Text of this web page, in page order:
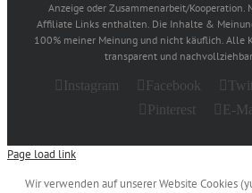
Anzeige oder Zusammenarbeit/Kooperation.
Affiliate Links enthalten. Die Inhalte &
100% meiner Meinung und nicht käuflich. Alle
transparent und
Instagram Facebook
Pinterest
E-
Page load link
Wir verwenden auf unserer Website Cookies